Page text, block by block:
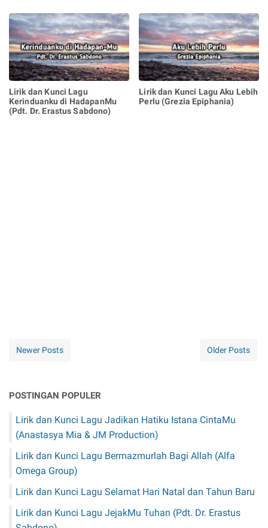
Lirik dan Kunci Lagu
Kerinduanku di HadapanMu
(Pdt. Dr. Erastus Sabdono)
Lirik dan Kunci Lagu Aku Lebih
Perlu (Grezia Epiphania)
Newer Posts Older Posts
POSTINGAN POPULER
Lirik dan Kunci Lagu Jadikan Hatiku Istana CintaMu
(Anastasya Mia & JM Production)
Lirik dan Kunci Lagu Bermazmurlah Bagi Allah (Alfa
Omega Group)
Lirik dan Kunci Lagu Selamat Hari Natal dan Tahun Baru
Lirik dan Kunci Lagu JejakMu Tuhan (Pdt. Dr. Erastus